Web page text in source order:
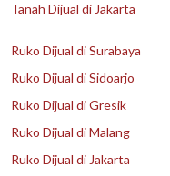
Tanah Dijual di Jakarta
Ruko Dijual di Surabaya
Ruko Dijual di Sidoarjo
Ruko Dijual di Gresik
Ruko Dijual di Malang
Ruko Dijual di Jakarta